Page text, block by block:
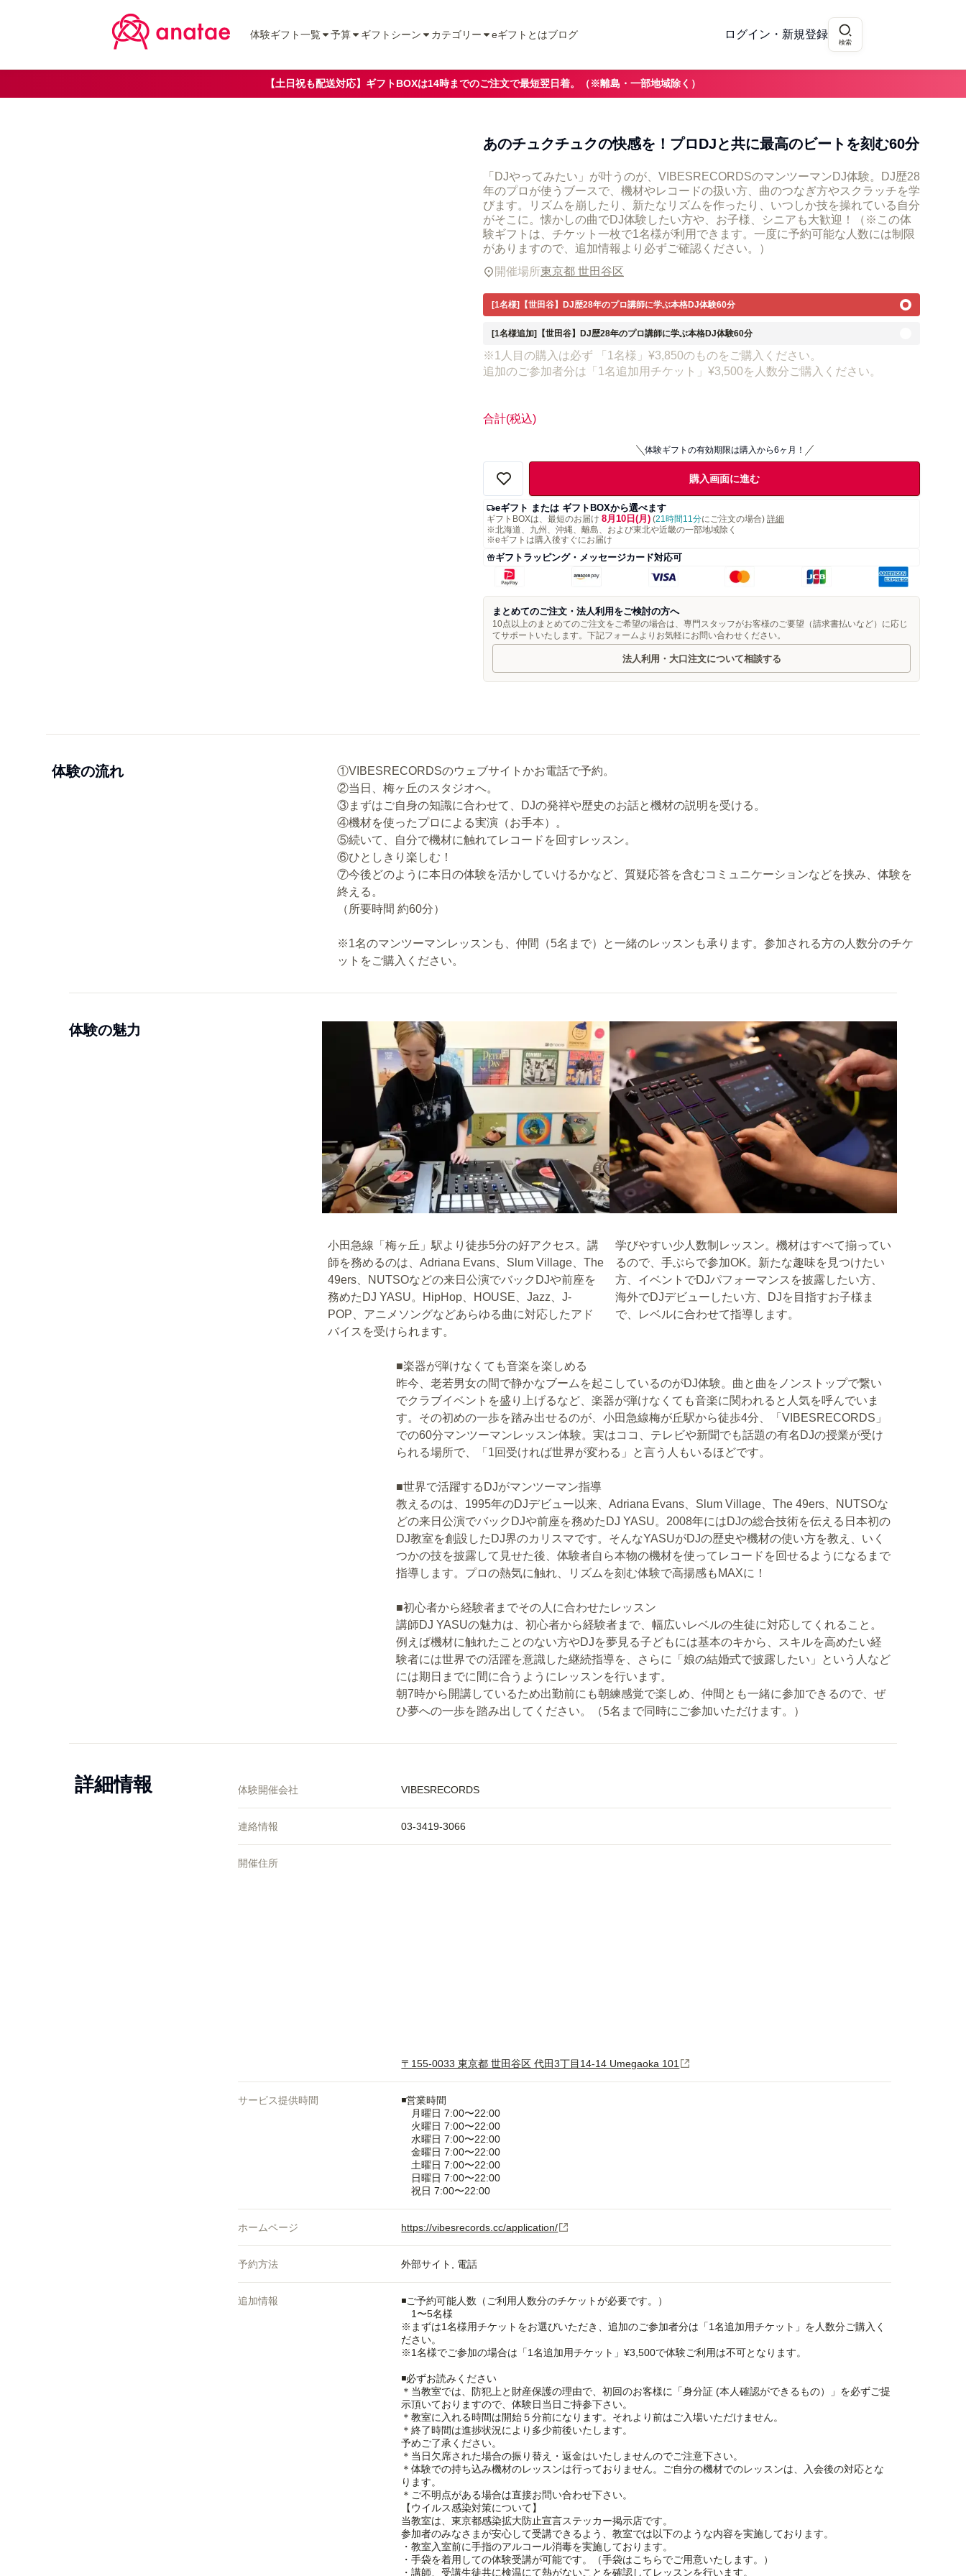
体験ギフト一覧 予算 ギフトシーン カテゴリー eギフトとはブログ ログイン・新規登録
検索
【土日祝も配送対応】ギフトBOXは14時までのご注文で最短翌日着。（※離島・一部地域除く）
あのチュクチュクの快感を！プロDJと共に最高のビートを刻む60分
「DJやってみたい」が叶うのが、VIBESRECORDSのマンツーマンDJ体験。DJ歴28
年のプロが使うブースで、機材やレコードの扱い方、曲のつなぎ方やスクラッチを学
びます。リズムを崩したり、新たなリズムを作ったり、いつしか技を操れている自分
がそこに。懐かしの曲でDJ体験したい方や、お子様、シニアも大歓迎！（※この体
験ギフトは、チケット一枚で1名様が利用できます。一度に予約可能な人数には制限
がありますので、追加情報より必ずご確認ください。）
開催場所東京都 世田谷区
[1名様]【世田谷】DJ歴28年のプロ講師に学ぶ本格DJ体験60分
[1名様追加]【世田谷】DJ歴28年のプロ講師に学ぶ本格DJ体験60分
※1人目の購入は必ず 「1名様」¥3,850のものをご購入ください。
追加のご参加者分は「1名追加用チケット」¥3,500を人数分ご購入ください。
合計(税込)
体験ギフトの有効期限は購入から6ヶ月！
購入画面に進む
eギフト または ギフトBOXから選べます
ギフトBOXは、最短のお届け 8月10日(月) (21時間11分にご注文の場合) 詳細
※北海道、九州、沖縄、離島、および東北や近畿の一部地域除く
※eギフトは購入後すぐにお届け
ギフトラッピング・メッセージカード対応可
まとめてのご注文・法人利用をご検討の方へ
10点以上のまとめてのご注文をご希望の場合は、専門スタッフがお客様のご要望（請求書払いなど）に応じ
てサポートいたします。下記フォームよりお気軽にお問い合わせください。
法人利用・大口注文について相談する
体験の流れ
①VIBESRECORDSのウェブサイトかお電話で予約。
②当日、梅ヶ丘のスタジオへ。
③まずはご自身の知識に合わせて、DJの発祥や歴史のお話と機材の説明を受ける。
④機材を使ったプロによる実演（お手本）。
⑤続いて、自分で機材に触れてレコードを回すレッスン。
⑥ひとしきり楽しむ！
⑦今後どのように本日の体験を活かしていけるかなど、質疑応答を含むコミュニケーションなどを挟み、体験を
終える。
（所要時間 約60分）
※1名のマンツーマンレッスンも、仲間（5名まで）と一緒のレッスンも承ります。参加される方の人数分のチケ
ットをご購入ください。
体験の魅力
小田急線「梅ヶ丘」駅より徒歩5分の好アクセス。講
師を務めるのは、Adriana Evans、Slum Village、The
49ers、NUTSOなどの来日公演でバックDJや前座を
務めたDJ YASU。HipHop、HOUSE、Jazz、J-
POP、アニメソングなどあらゆる曲に対応したアド
バイスを受けられます。
学びやすい少人数制レッスン。機材はすべて揃ってい
るので、手ぶらで参加OK。新たな趣味を見つけたい
方、イベントでDJパフォーマンスを披露したい方、
海外でDJデビューしたい方、DJを目指すお子様ま
で、レベルに合わせて指導します。
■楽器が弾けなくても音楽を楽しめる
昨今、老若男女の間で静かなブームを起こしているのがDJ体験。曲と曲をノンストップで繋い
でクラブイベントを盛り上げるなど、楽器が弾けなくても音楽に関われると人気を呼んでいま
す。その初めの一歩を踏み出せるのが、小田急線梅が丘駅から徒歩4分、「VIBESRECORDS」
での60分マンツーマンレッスン体験。実はココ、テレビや新聞でも話題の有名DJの授業が受け
られる場所で、「1回受ければ世界が変わる」と言う人もいるほどです。
■世界で活躍するDJがマンツーマン指導
教えるのは、1995年のDJデビュー以来、Adriana Evans、Slum Village、The 49ers、NUTSOな
どの来日公演でバックDJや前座を務めたDJ YASU。2008年にはDJの総合技術を伝える日本初の
DJ教室を創設したDJ界のカリスマです。そんなYASUがDJの歴史や機材の使い方を教え、いく
つかの技を披露して見せた後、体験者自ら本物の機材を使ってレコードを回せるようになるまで
指導します。プロの熱気に触れ、リズムを刻む体験で高揚感もMAXに！
■初心者から経験者までその人に合わせたレッスン
講師DJ YASUの魅力は、初心者から経験者まで、幅広いレベルの生徒に対応してくれること。
例えば機材に触れたことのない方やDJを夢見る子どもには基本のキから、スキルを高めたい経
験者には世界での活躍を意識した継続指導を、さらに「娘の結婚式で披露したい」という人など
には期日までに間に合うようにレッスンを行います。
朝7時から開講しているため出勤前にも朝練感覚で楽しめ、仲間とも一緒に参加できるので、ぜ
ひ夢への一歩を踏み出してください。（5名まで同時にご参加いただけます。）
詳細情報 体験開催会社 VIBESRECORDS
連絡情報 03-3419-3066
開催住所
〒155-0033 東京都 世田谷区 代田3丁目14-14 Umegaoka 101
サービス提供時間
◾️営業時間
月曜日 7:00〜22:00
火曜日 7:00〜22:00
水曜日 7:00〜22:00
金曜日 7:00〜22:00
土曜日 7:00〜22:00
日曜日 7:00〜22:00
祝日 7:00〜22:00
ホームページ https://vibesrecords.cc/application/
予約方法 外部サイト 電話
追加情報
◾️ご予約可能人数（ご利用人数分のチケットが必要です。）
1〜5名様
※まずは1名様用チケットをお選びいただき、追加のご参加者分は「1名追加用チケット」を人数分ご購入く
ださい。
※1名様でご参加の場合は「1名追加用チケット」¥3,500で体験ご利用は不可となります。
◾️必ずお読みください
＊当教室では、防犯上と財産保護の理由で、初回のお客様に「身分証 (本人確認ができるもの）」を必ずご提
示頂いておりますので、体験日当日ご持参下さい。
＊教室に入れる時間は開始５分前になります。それより前はご入場いただけません。
＊終了時間は進捗状況により多少前後いたします。
予めご了承ください。
＊当日欠席された場合の振り替え・返金はいたしませんのでご注意下さい。
＊体験での持ち込み機材のレッスンは行っておりません。ご自分の機材でのレッスンは、入会後の対応とな
ります。
＊ご不明点がある場合は直接お問い合わせ下さい。
【ウイルス感染対策について】
当教室は、東京都感染拡大防止宣言ステッカー掲示店です。
参加者のみなさまが安心して受講できるよう、教室では以下のような内容を実施しております。
・教室入室前に手指のアルコール消毒を実施しております。
・手袋を着用しての体験受講が可能です。（手袋はこちらでご用意いたします。）
・講師、受講生徒共に検温にて熱がないことを確認してレッスンを行います。